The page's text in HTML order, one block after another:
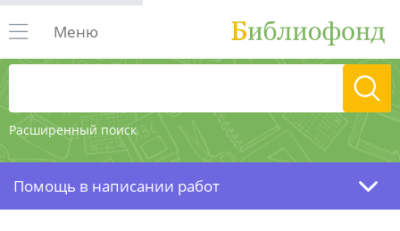
Расширенный поиск
Меню
Помощь в написании работ